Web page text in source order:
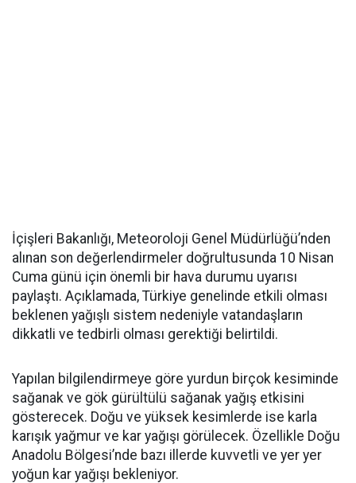
İçişleri Bakanlığı, Meteoroloji Genel Müdürlüğü’nden
alınan son değerlendirmeler doğrultusunda 10 Nisan
Cuma günü için önemli bir hava durumu uyarısı
paylaştı. Açıklamada, Türkiye genelinde etkili olması
beklenen yağışlı sistem nedeniyle vatandaşların
dikkatli ve tedbirli olması gerektiği belirtildi.
Yapılan bilgilendirmeye göre yurdun birçok kesiminde
sağanak ve gök gürültülü sağanak yağış etkisini
gösterecek. Doğu ve yüksek kesimlerde ise karla
karışık yağmur ve kar yağışı görülecek. Özellikle Doğu
Anadolu Bölgesi’nde bazı illerde kuvvetli ve yer yer
yoğun kar yağışı bekleniyor.